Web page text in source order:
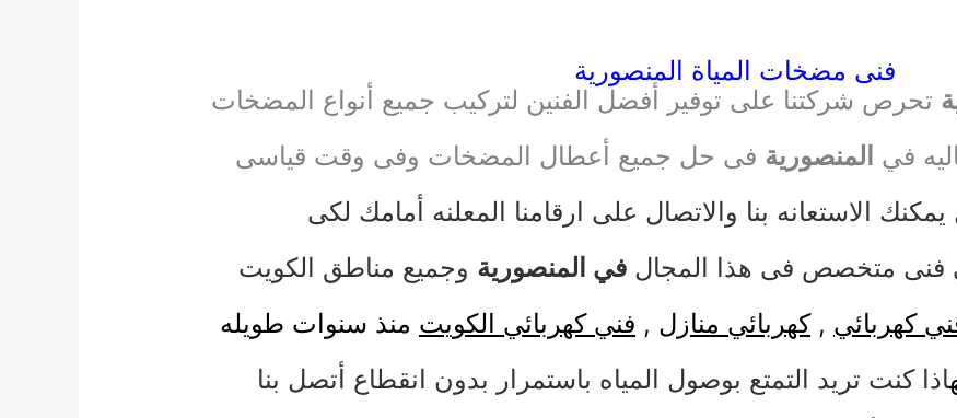
فنى مضخات المياة المنصورية
تحرص شركتنا على توفير أفضل الفنين لتركيب جميع أنواع المضخات
في المنصورية فى حل جميع أعطال المضخات وفى وقت قياسى
الاستعانه بنا والاتصال على ارقامنا المعلنه أمامك لكى
فنى متخصص فى هذا المجالفي المنصورية وجميع مناطق الكويت
كهربائي ,كهربائي منازل , فني كهربائي الكويت منذ سنوات طويله
اذا كنت تريد التمتع بوصول المياه باستمرار بدون انقطاع أتصل بنا